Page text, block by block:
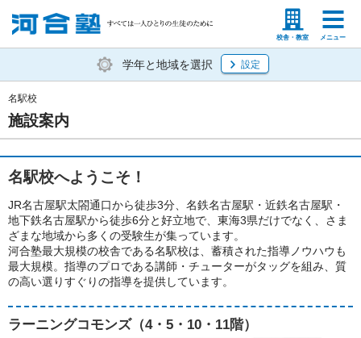
校舎・教室 メニュー
塾生の方 高等学校の先生
学年と地域を選択 設定
施設案内
名駅校
名駅校へようこそ！
JR名古屋駅太閤通口から徒歩3分、名鉄名古屋駅・近鉄名古屋駅・
地下鉄名古屋駅から徒歩6分と好立地で、東海3県だけでなく、さま
ざまな地域から多くの受験生が集っています。
河合塾最大規模の校舎である名駅校は、蓄積された指導ノウハウも
最大規模。指導のプロである講師・チューターがタッグを組み、質
の高い選りすぐりの指導を提供しています。
ラーニングコモンズ（4・5・10・11階）